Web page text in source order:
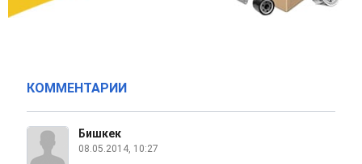
КОММЕНТАРИИ
Бишкек
08.05.2014, 10:27